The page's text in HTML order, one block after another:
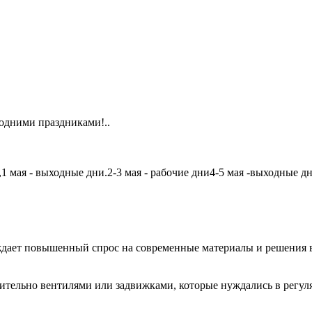
праздниками!..
- выходные дни.2-3 мая - рабочие дни4-5 мая -выходные
повышенный спрос на современные материалы и решения
вентилями или задвижками, которые нуждались в